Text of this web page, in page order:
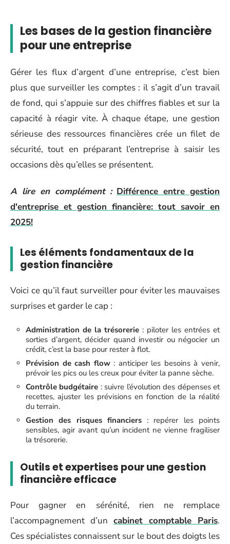
Les bases de la gestion financière
pour une entreprise
Gérer les flux d’argent d’une entreprise, c’est bien
plus que surveiller les comptes : il s’agit d’un travail
de fond, qui s’appuie sur des chiffres fiables et sur la
capacité à réagir vite. À chaque étape, une gestion
sérieuse des ressources financières crée un filet de
sécurité, tout en préparant l’entreprise à saisir les
occasions dès qu’elles se présentent.
A lire en complément : Différence entre gestion
d'entreprise et gestion financière: tout savoir en
2025!
Les éléments fondamentaux de la
gestion financière
Voici ce qu’il faut surveiller pour éviter les mauvaises
surprises et garder le cap :
Administration de la trésorerie : piloter les entrées et
sorties d’argent, décider quand investir ou négocier un
crédit, c’est la base pour rester à flot.
Prévision de cash flow: anticiper les besoins à venir,
prévoir les pics ou les creux pour éviter la panne sèche.
Contrôle budgétaire : suivre l’évolution des dépenses et
recettes, ajuster les prévisions en fonction de la réalité
du terrain.
Gestion des risques financiers: repérer les points
sensibles, agir avant qu’un incident ne vienne fragiliser
la trésorerie.
Outils et expertises pour une gestion
financière efficace
Pour gagner en sérénité, rien ne remplace
l’accompagnement d’un cabinet comptable Paris.
Ces spécialistes connaissent sur le bout des doigts les